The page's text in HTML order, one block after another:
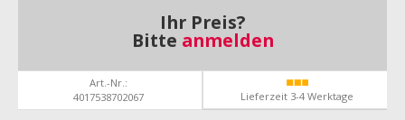
Ihr Preis?
Bitte anmelden
Art.-Nr.:
4017538702067
Lieferzeit 3-4 Werktage